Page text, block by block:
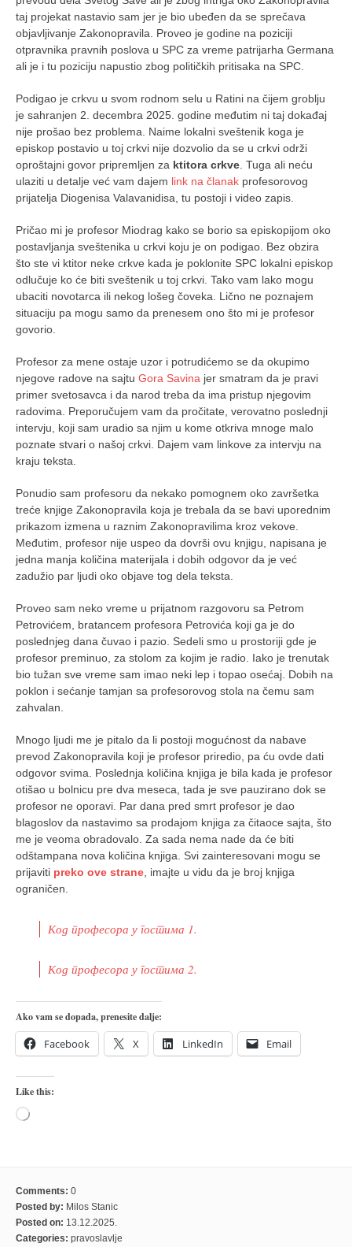
taj projekat nastavio sam jer je bio ubeđen da se sprečava
objavljivanje Zakonopravila. Proveo je godine na poziciji
otpravnika pravnih poslova u SPC za vreme patrijarha Germana
ali je i tu poziciju napustio zbog političkih pritisaka na SPC.
Podigao je crkvu u svom rodnom selu u Ratini na čijem groblju
je sahranjen 2. decembra 2025. godine međutim ni taj dokađaj
nije prošao bez problema. Naime lokalni sveštenik koga je
episkop postavio u toj crkvi nije dozvolio da se u crkvi održi
oproštajni govor pripremljen za ktitora crkve. Tuga ali neću
ulaziti u detalje već vam dajem link na članak profesorovog
prijatelja Diogenisa Valavanidisa, tu postoji i video zapis.
Pričao mi je profesor Miodrag kako se borio sa episkopijom oko
postavljanja sveštenika u crkvi koju je on podigao. Bez obzira
što ste vi ktitor neke crkve kada je poklonite SPC lokalni episkop
odlučuje ko će biti sveštenik u toj crkvi. Tako vam lako mogu
ubaciti novotarca ili nekog lošeg čoveka. Lično ne poznajem
situaciju pa mogu samo da prenesem ono što mi je profesor
govorio.
Profesor za mene ostaje uzor i potrudićemo se da okupimo
njegove radove na sajtu Gora Savina jer smatram da je pravi
primer svetosavca i da narod treba da ima pristup njegovim
radovima. Preporučujem vam da pročitate, verovatno poslednji
intervju, koji sam uradio sa njim u kome otkriva mnoge malo
poznate stvari o našoj crkvi. Dajem vam linkove za intervju na
kraju teksta.
Ponudio sam profesoru da nekako pomognem oko završetka
treće knjige Zakonopravila koja je trebala da se bavi uporednim
prikazom izmena u raznim Zakonopravilima kroz vekove.
Međutim, profesor nije uspeo da dovrši ovu knjigu, napisana je
jedna manja količina materijala i dobih odgovor da je već
zadužio par ljudi oko objave tog dela teksta.
Proveo sam neko vreme u prijatnom razgovoru sa Petrom
Petrovićem, bratancem profesora Petrovića koji ga je do
poslednjeg dana čuvao i pazio. Sedeli smo u prostoriji gde je
profesor preminuo, za stolom za kojim je radio. Iako je trenutak
bio tužan sve vreme sam imao neki lep i topao osećaj. Dobih na
poklon i sećanje tamjan sa profesorovog stola na čemu sam
zahvalan.
Mnogo ljudi me je pitalo da li postoji mogućnost da nabave
prevod Zakonopravila koji je profesor priredio, pa ću ovde dati
odgovor svima. Poslednja količina knjiga je bila kada je profesor
otišao u bolnicu pre dva meseca, tada je sve pauzirano dok se
profesor ne oporavi. Par dana pred smrt profesor je dao
blagoslov da nastavimo sa prodajom knjiga za čitaoce sajta, što
me je veoma obradovalo. Za sada nema nade da će biti
odštampana nova količina knjiga. Svi zainteresovani mogu se
prijaviti preko ove strane, imajte u vidu da je broj knjiga
ograničen.
Код професора у гостима 1.
Код професора у гостима 2.
Ako vam se dopada, prenesite dalje:
Facebook X LinkedIn Email
Like this:
Loading…
Comments: 0
Posted by: Milos Stanic
Posted on: 13.12.2025.
Categories: pravoslavlje